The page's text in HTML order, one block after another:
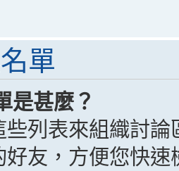
單
是甚麼？
些列表來組織討
好友，方便您快